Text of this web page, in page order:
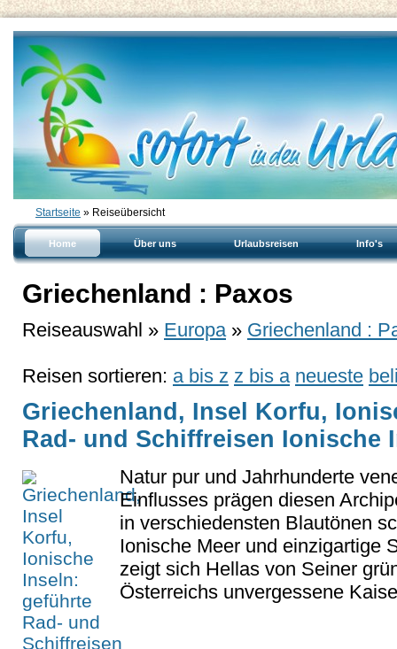
Startseite » Reiseübersicht
Home Über uns Urlaubsreisen Info's
Griechenland : Paxos
Reiseauswahl » Europa » Griechenland :
Reisen sortieren: a bis z z bis a neueste
Griechenland, Insel Korfu,
Rad- und Schiffreisen Ionische
Natur pur und Jahrhunderte
Einflusses prägen diesen
in verschiedensten Blautönen
Ionische Meer und einzigartige
zeigt sich Hellas von Seiner
Österreichs unvergessene